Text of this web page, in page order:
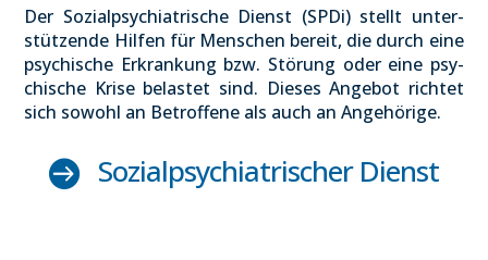
Der Sozi­al­psych­ia­tri­sche Dienst (SPDi) stellt unter­
stüt­zen­de Hil­fen für Men­schen bereit, die durch eine
psy­chi­sche Erkran­kung bzw. Stö­rung oder eine psy­
chi­sche Kri­se belas­tet sind. Die­ses Ange­bot rich­tet
sich sowohl an Betrof­fe­ne als auch an Ange­hö­ri­ge.
 Sozi­al­psych­ia­tri­scher Dienst